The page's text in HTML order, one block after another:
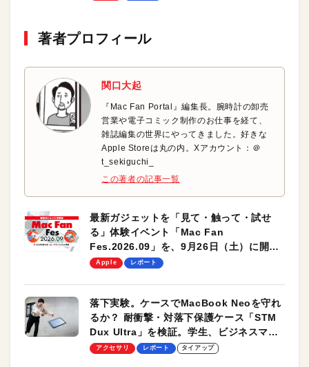
著者プロフィール
関口大起
『Mac Fan Portal』編集長。腕時計の卸売
営業や電子コミック制作のお仕事を経て、
雑誌編集の世界にやってきました。好きな
Apple Storeは丸の内。Xアカウント：＠
t_sekiguchi_
この著者の記事一覧
最新ガジェットを「見て・触って・試せ
る」体験イベント「Mac Fan
Fes.2026.09」を、9月26日（土）に開催
します！
Apple レポート
落下実験。ケースでMacBook Neoを守れ
るか？ 耐衝撃・対落下保護ケース「STM
Dux Ultra」を検証。学生、ビジネスマン
のモバイルユースに最適！
アクセサリ レポート タイアップ